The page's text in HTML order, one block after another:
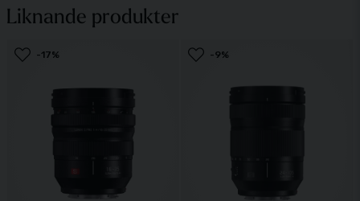
Liknande produkter
-17% -9%